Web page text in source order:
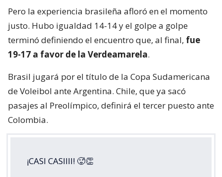
Pero la experiencia brasileña afloró en el momento
justo. Hubo igualdad 14-14 y el golpe a golpe
terminó definiendo el encuentro que, al final, fue
19-17 a favor de la Verdeamarela.
Brasil jugará por el título de la Copa Sudamericana
de Voleibol ante Argentina. Chile, que ya sacó
pasajes al Preolímpico, definirá el tercer puesto ante
Colombia.
¡CASI CASIIII! 🥵👏